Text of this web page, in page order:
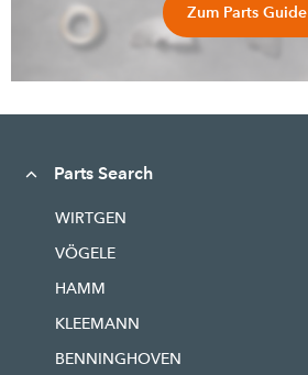
Zum Parts Guide
Parts Search
WIRTGEN
VÖGELE
HAMM
KLEEMANN
BENNINGHOVEN